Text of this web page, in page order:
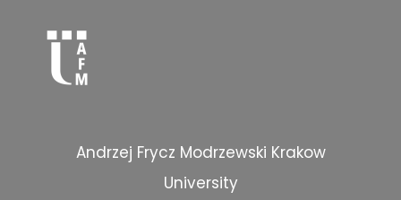
Andrzej Frycz Modrzewski Krakow
University